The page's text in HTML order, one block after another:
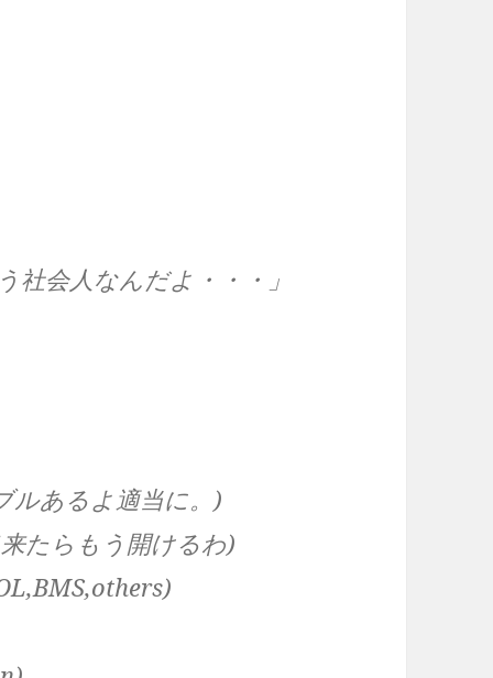
会人なんだよ・・・」
ルあるよ適当に。)
たらもう開けるわ)